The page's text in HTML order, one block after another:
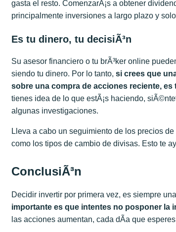
gasta el resto. ComenzarÃ¡s a obtener
principalmente inversiones a largo plazo y
Es tu dinero, tu decisiÃ³n
Su asesor financiero o tu brÃ³ker online
siendo tu dinero. Por lo tanto, si crees que
sobre una compra de acciones reciente, es
tienes idea de lo que estÃ¡s haciendo,
algunas investigaciones.
Lleva a cabo un seguimiento de los precios
como los tipos de cambio de divisas. Esto te
ConclusiÃ³n
Decidir invertir por primera vez, es siempre
importante es que intentes no posponer la
las acciones aumentan, cada dÃ­a que